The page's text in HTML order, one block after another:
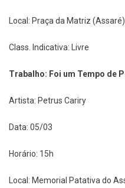
Local: Praça da Matriz (Assaré)
Class. Indicativa: Livre
Trabalho: Foi um Tempo de
Artista: Petrus Cariry
Data: 05/03
Horário: 15h
Local: Memorial Patativa do